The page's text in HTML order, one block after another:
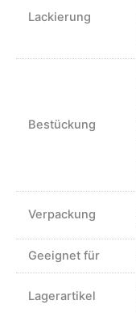
Lackierung
Bestückung
Verpackung
Geeignet für
Lagerartikel